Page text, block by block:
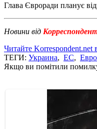
Глава Євроради планує
Новини від
Читайте Korrespondent.net
ТЕГИ: Украина, ЕС,
Якщо ви помітили